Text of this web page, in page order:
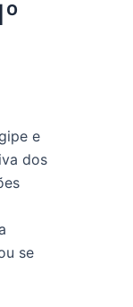
e
dos
se